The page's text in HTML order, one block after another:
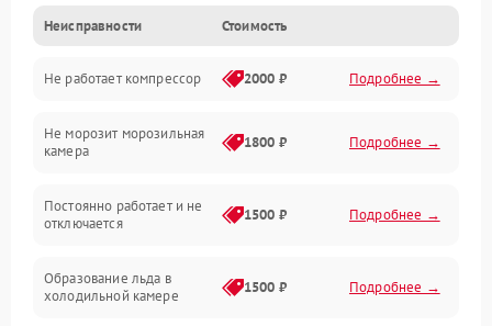
Механика
Электропитание
Дренаж
Неисправности Стоимость
Не работает компрессор 2000 ₽ Подробнее →
Не морозит морозильная
камера
1800 ₽ Подробнее →
Постоянно работает и не
отключается
1500 ₽ Подробнее →
Образование льда в
холодильной камере
1500 ₽ Подробнее →